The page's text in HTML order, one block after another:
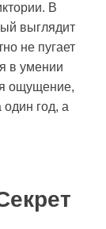
В
выглядит
не пугает
в умении
ощущение,
год, а